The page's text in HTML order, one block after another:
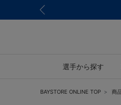
選手から探す
BAYSTORE ONLINE TOP 商